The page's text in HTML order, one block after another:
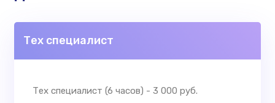
Тех специалист
Тех специалист (6 часов) - 3 000 руб.